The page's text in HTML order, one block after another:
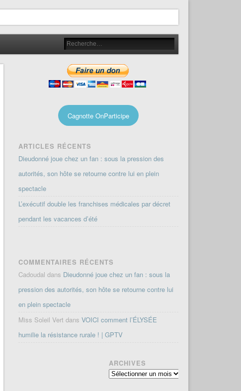
Cagnotte OnParticipe
ARTICLES RÉCENTS
Dieudonné joue chez un fan : sous la pression des
autorités, son hôte se retourne contre lui en plein
spectacle
L’exécutif double les franchises médicales par décret
pendant les vacances d’été
COMMENTAIRES RÉCENTS
Cadoudal dans Dieudonné joue chez un fan : sous la
pression des autorités, son hôte se retourne contre lui
en plein spectacle
Miss Soleil Vert dansVOICI comment l’ÉLYSÉE
humilie la résistance rurale ! | GPTV
ARCHIVES
Archives